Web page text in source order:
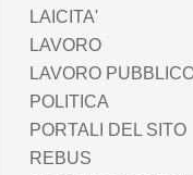
LAICITA'
LAVORO
LAVORO
POLITICA
PORTALI DEL SITO
REBUS